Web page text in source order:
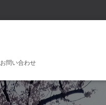
お問い合わせ